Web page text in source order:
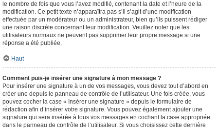
le nombre de fois que vous l’avez modifié, contenant la date et l’heure de la
modification. Ce petit texte n’apparaîtra pas s’il s’agit d’une modification
effectuée par un modérateur ou un administrateur, bien qu’ils puissent rédiger
une raison discrète concernant leur modification. Veuillez noter que les
utilisateurs normaux ne peuvent pas supprimer leur propre message si une
réponse a été publiée.
Haut
Comment puis-je insérer une signature à mon message ?
Pour insérer une signature à un de vos messages, vous devez tout d’abord en
créer une depuis le panneau de contrôle de l’utilisateur. Une fois créée, vous
pouvez cocher la case « Insérer une signature » depuis le formulaire de
rédaction afin d’insérer votre signature. Vous pouvez également ajouter une
signature qui sera insérée à tous vos messages en cochant la case appropriée
dans le panneau de contrôle de l’utilisateur. Si vous choisissez cette dernière